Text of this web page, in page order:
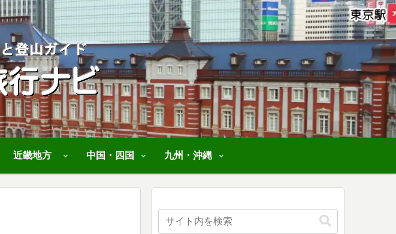
近畿地方 中国・四国 九州・沖縄